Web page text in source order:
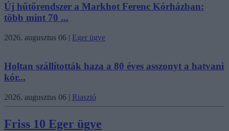
Új hűtőrendszer a Markhot Ferenc Kórházban:
több mint 70 ...
2026. augusztus 06 | Eger ügye
Holtan szállították haza a 80 éves asszonyt a hatvani
kór...
2026. augusztus 06 | Riasztó
Friss 10 Eger ügye